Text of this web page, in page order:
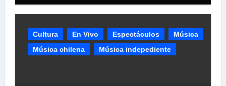
Cultura En Vivo Espectáculos
Música
Música chilena
Música indepediente